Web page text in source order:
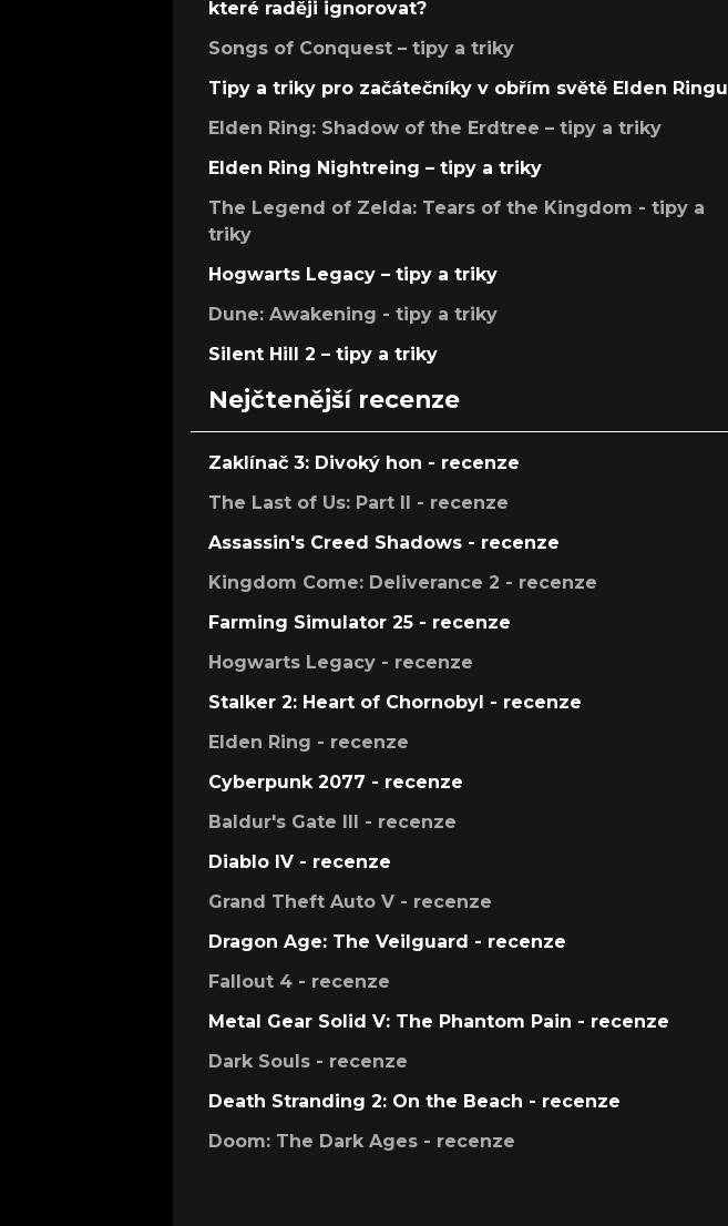
které raději ignorovat?
Songs of Conquest – tipy a triky
Tipy a triky pro začátečníky v obřím světě Elden Ringu
Elden Ring: Shadow of the Erdtree – tipy a triky
Elden Ring Nightreing – tipy a triky
The Legend of Zelda: Tears of the Kingdom - tipy a
triky
Hogwarts Legacy – tipy a triky
Dune: Awakening - tipy a triky
Silent Hill 2 – tipy a triky
Nejčtenější recenze
Zaklínač 3: Divoký hon - recenze
The Last of Us: Part II - recenze
Assassin's Creed Shadows - recenze
Kingdom Come: Deliverance 2 - recenze
Farming Simulator 25 - recenze
Hogwarts Legacy - recenze
Stalker 2: Heart of Chornobyl - recenze
Elden Ring - recenze
Cyberpunk 2077 - recenze
Baldur's Gate III - recenze
Diablo IV - recenze
Grand Theft Auto V - recenze
Dragon Age: The Veilguard - recenze
Fallout 4 - recenze
Metal Gear Solid V: The Phantom Pain - recenze
Dark Souls - recenze
Death Stranding 2: On the Beach - recenze
Doom: The Dark Ages - recenze